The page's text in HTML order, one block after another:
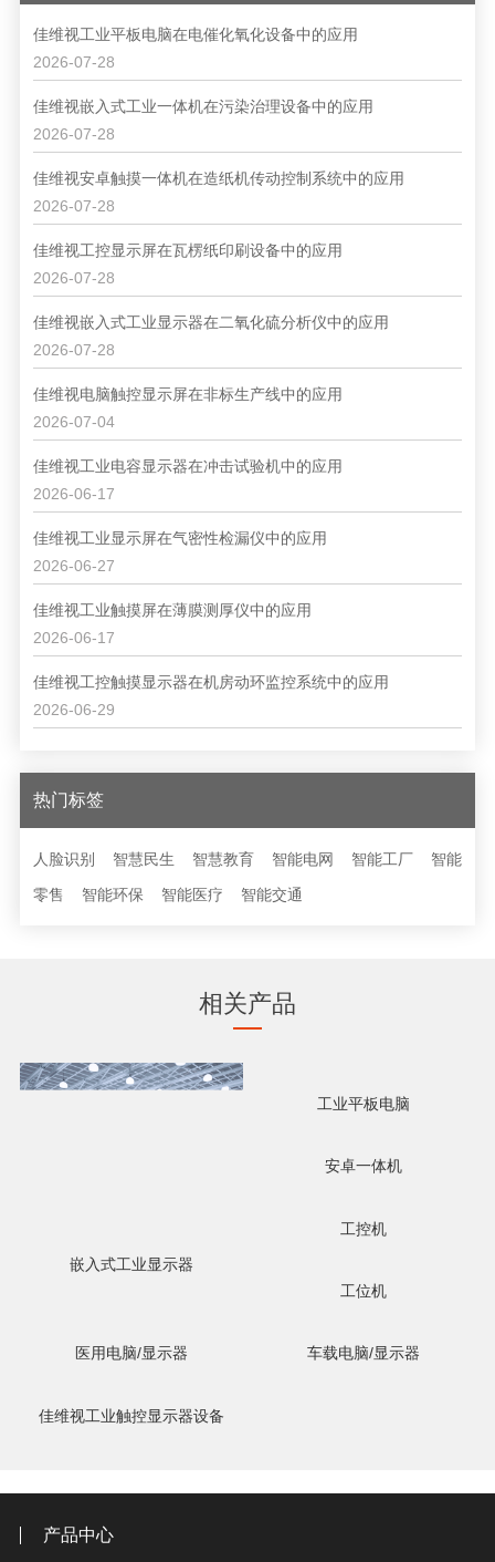
佳维视工业平板电脑在电催化氧化设备中的应用
2026-07-28
佳维视嵌入式工业一体机在污染治理设备中的应用
2026-07-28
佳维视安卓触摸一体机在造纸机传动控制系统中的应用
2026-07-28
佳维视工控显示屏在瓦楞纸印刷设备中的应用
2026-07-28
佳维视嵌入式工业显示器在二氧化硫分析仪中的应用
2026-07-28
佳维视电脑触控显示屏在非标生产线中的应用
2026-07-04
佳维视工业电容显示器在冲击试验机中的应用
2026-06-17
佳维视工业显示屏在气密性检漏仪中的应用
2026-06-27
佳维视工业触摸屏在薄膜测厚仪中的应用
2026-06-17
佳维视工控触摸显示器在机房动环监控系统中的应用
2026-06-29
热门标签
人脸识别 智慧民生 智慧教育 智能电网 智能工厂
智能
零售
智能环保 智能医疗 智能交通
相关产品
嵌入式工业显示器
工业平板电脑
安卓一体机
工控机
工位机
医用电脑/显示器 车载电脑/显示器
佳维视工业触控显示器设备
产品中心